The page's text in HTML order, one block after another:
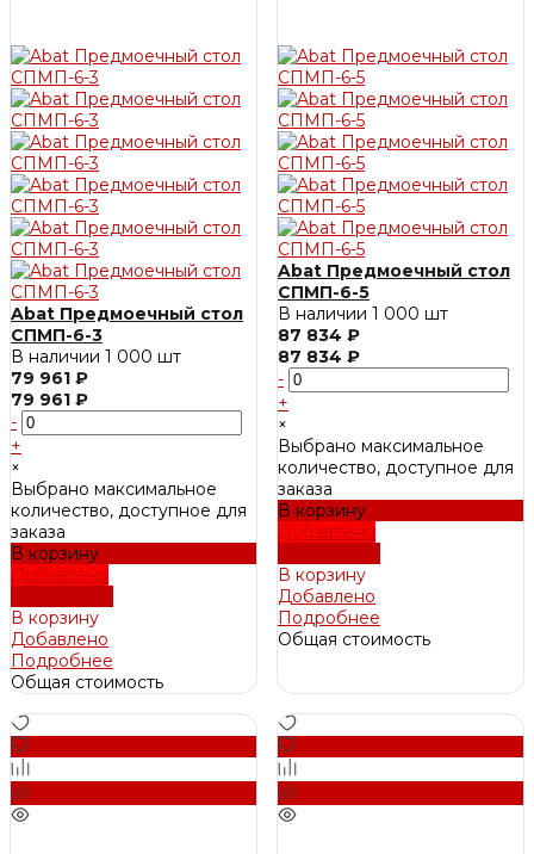
Abat Предмоечный стол
СПМП-6-3
В наличии 1 000 шт
79 961 ₽
79 961 ₽
-
+
×
Выбрано максимальное
количество, доступное для
заказа
В корзину
Добавлено
В корзину
Добавлено
Подробнее
Общая стоимость
Abat Предмоечный стол
СПМП-6-5
В наличии 1 000 шт
87 834 ₽
87 834 ₽
-
+
×
Выбрано максимальное
количество, доступное для
заказа
В корзину
Добавлено
В корзину
Добавлено
Подробнее
Общая стоимость